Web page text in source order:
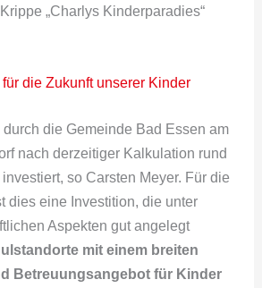
„Charlys Kinderparadies“
die Zukunft unserer Kinder
die Gemeinde Bad Essen am
nach derzeitiger Kalkulation rund
so Carsten Meyer. Für die
dies eine Investition, die unter
Aspekten gut angelegt
mit einem breiten
Betreuungsangebot für Kinder